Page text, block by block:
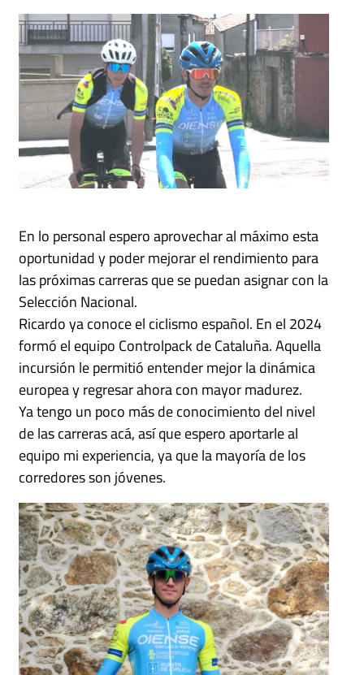
En lo personal espero aprovechar al máximo esta
oportunidad y poder mejorar el rendimiento para
las próximas carreras que se puedan asignar con la
Selección Nacional.
Ricardo ya conoce el ciclismo español. En el 2024
formó el equipo Controlpack de Cataluña. Aquella
incursión le permitió entender mejor la dinámica
europea y regresar ahora con mayor madurez.
Ya tengo un poco más de conocimiento del nivel
de las carreras acá, así que espero aportarle al
equipo mi experiencia, ya que la mayoría de los
corredores son jóvenes.